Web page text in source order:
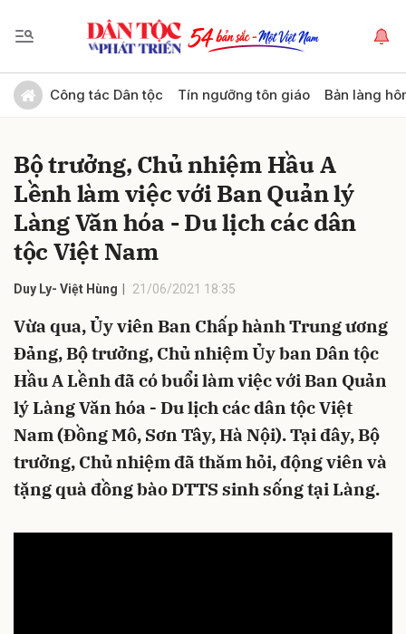
Công tác Dân tộc Tín ngưỡng tôn giáo Bản làng
Bộ trưởng, Chủ nhiệm Hầu A
Lềnh làm việc với Ban Quản lý
Làng Văn hóa - Du lịch các dân
tộc Việt Nam
Duy Ly- Việt Hùng 21/06/2021 18:35
Vừa qua, Ủy viên Ban Chấp hành Trung ương
Đảng, Bộ trưởng, Chủ nhiệm Ủy ban Dân tộc
Hầu A Lềnh đã có buổi làm việc với Ban Quản
lý Làng Văn hóa - Du lịch các dân tộc Việt
Nam (Đồng Mô, Sơn Tây, Hà Nội). Tại đây, Bộ
trưởng, Chủ nhiệm đã thăm hỏi, động viên và
tặng quà đồng bào DTTS sinh sống tại Làng.
Gửi bình luận